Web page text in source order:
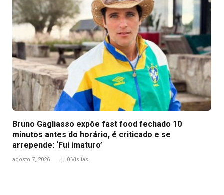
Bruno Gagliasso expõe fast food fechado 10
minutos antes do horário, é criticado e se
arrepende: ‘Fui imaturo’
agosto 7, 2026 0 Visitas